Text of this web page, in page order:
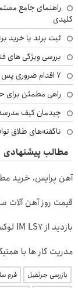
راهنمای جامع
کلیدی
ثبت برند یا خرید
بررسی ویژگی های
۷ اقدام ضروری پس از تشکیل پرونده مواد مخدر؛ راهنمای خانواده‌ها
راهی مطمئن برای
چیدمان کیف
ناگفته‌های طلاق
مطالب پیشنهادی
آهن پرایس، خرید
قیمت روز آهن آلات
بازدید از IM LS7 لوکس ترین شاسی بلند برقی ایران در باشگاه انقلاب
مدریت کار ها با
بازرسی جرثقیل فرم